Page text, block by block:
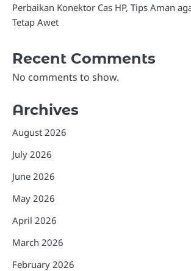
Perbaikan Konektor Cas HP, Tips Aman
Tetap Awet
Recent Comments
No comments to show.
Archives
August 2026
July 2026
June 2026
May 2026
April 2026
March 2026
February 2026